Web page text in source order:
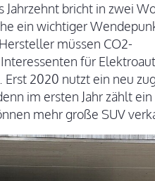
bricht in zwei
ein wichtiger
müssen CO2-
für
2020 nutzt ein neu
im ersten Jahr zählt ein
mehr große SUV